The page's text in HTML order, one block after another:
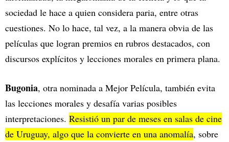
sociedad le hace a quien considera paria, entre otras
cuestiones. No lo hace, tal vez, a la manera obvia de las
películas que logran premios en rubros destacados, con
discursos explícitos y lecciones morales en primera plana.
Bugonia, otra nominada a Mejor Película, también evita
las lecciones morales y desafía varias posibles
interpretaciones. Resistió un par de meses en salas de cine
de Uruguay, algo que la convierte en una anomalía, sobre